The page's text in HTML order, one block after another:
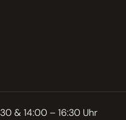
& 14:00 – 16:30 Uhr